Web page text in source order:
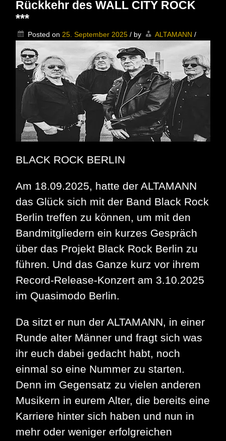
Country-
der
Dicken
Rückkehr des WALL CITY ROCK
***
Posted on 25. September 2025 / by ALTAMANN /
BLACK ROCK BERLIN
Am 18.09.2025, hatte der ALTAMANN
das Glück sich mit der Band Black Rock
Berlin treffen zu können, um mit den
Bandmitgliedern ein kurzes Gespräch
über das Projekt Black Rock Berlin zu
führen. Und das Ganze kurz vor ihrem
Record-Release-Konzert am 3.10.2025
im Quasimodo Berlin.
Da sitzt er nun der ALTAMANN, in einer
Runde alter Männer und fragt sich was
ihr euch dabei gedacht habt, noch
einmal so eine Nummer zu starten.
Denn im Gegensatz zu vielen anderen
Musikern in eurem Alter, die bereits eine
Karriere hinter sich haben und nun in
mehr oder weniger erfolgreichen